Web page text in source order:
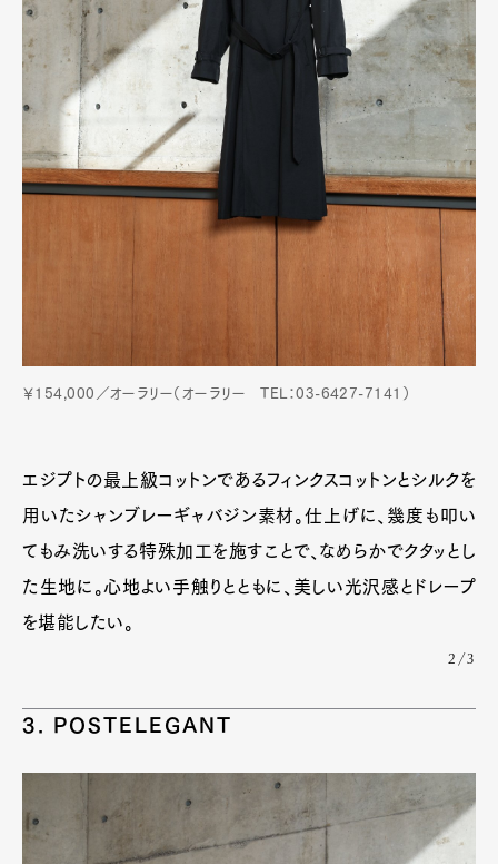
￥154,000／オーラリー（オーラリー TEL：03-6427-7141）
エジプトの最上級コットンであるフィンクスコットンとシルクを
用いたシャンブレーギャバジン素材。仕上げに、幾度も叩い
てもみ洗いする特殊加工を施すことで、なめらかでクタッとし
た生地に。心地よい手触りとともに、美しい光沢感とドレープ
を堪能したい。
2/3
3. POSTELEGANT